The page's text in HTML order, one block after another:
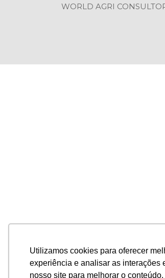
Utilizamos cookies para oferecer
experiência e analisar as interações
nosso site para melhorar o conteúdo.
WORLD AGRI